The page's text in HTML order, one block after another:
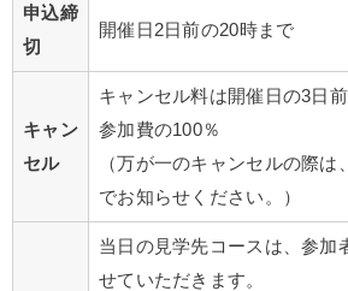
申込締
切
開催日2日前の20時まで
キャン
セル
キャンセル料は開催日の3日
参加費の100％
（万が一のキャンセルの際
でお知らせください。）
当日の見学先コースは、参加
せていただきます。